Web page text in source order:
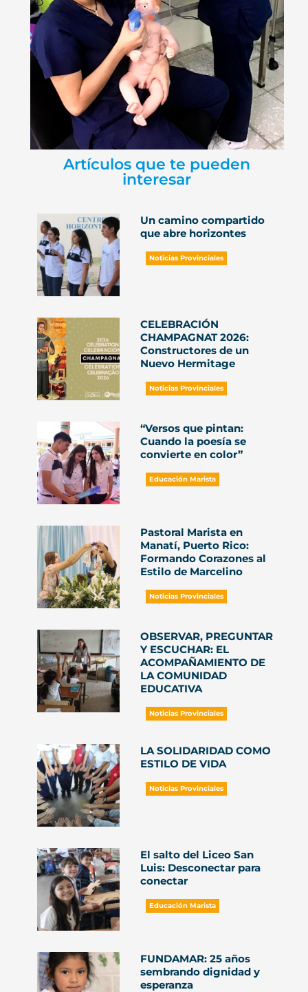
Artículos que te pueden
interesar
Un camino compartido
que abre horizontes
Noticias Provinciales
CELEBRACIÓN
CHAMPAGNAT 2026:
Constructores de un
Nuevo Hermitage
Noticias Provinciales
“Versos que pintan:
Cuando la poesía se
convierte en color”
Educación Marista
Pastoral Marista en
Manatí, Puerto Rico:
Formando Corazones al
Estilo de Marcelino
Noticias Provinciales
OBSERVAR, PREGUNTAR
Y ESCUCHAR: EL
ACOMPAÑAMIENTO DE
LA COMUNIDAD
EDUCATIVA
Noticias Provinciales
LA SOLIDARIDAD COMO
ESTILO DE VIDA
Noticias Provinciales
El salto del Liceo San
Luis: Desconectar para
conectar
Educación Marista
FUNDAMAR: 25 años
sembrando dignidad y
esperanza